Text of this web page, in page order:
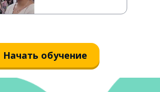
Начать обучение